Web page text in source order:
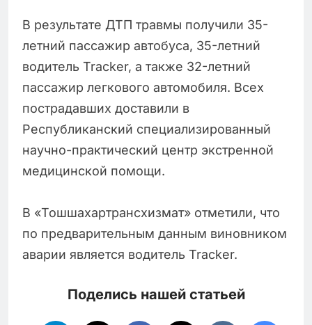
В результате ДТП травмы получили 35-
летний пассажир автобуса, 35-летний
водитель Tracker, а также 32-летний
пассажир легкового автомобиля. Всех
пострадавших доставили в
Республиканский специализированный
научно-практический центр экстренной
медицинской помощи.
В «Тошшахартрансхизмат» отметили, что
по предварительным данным виновником
аварии является водитель Tracker.
Поделись нашей статьей